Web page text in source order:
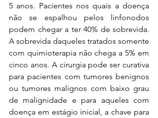
5 anos. Pacientes nos quais a doença
não se espalhou pelos linfonodos
podem chegar a ter 40% de sobrevida.
A sobrevida daqueles tratados somente
com quimioterapia não chega a 5% em
cinco anos. A cirurgia pode ser curativa
para pacientes com tumores benignos
ou tumores malignos com baixo grau
de malignidade e para aqueles com
doença em estágio inicial, a chave para